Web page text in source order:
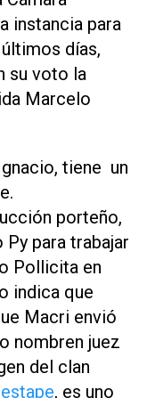
instancia para
días,
su voto la
Marcelo
tiene un
porteño,
para trabajar
Pollicita en
indica que
Macri envió
nombren juez
del clan
, es uno